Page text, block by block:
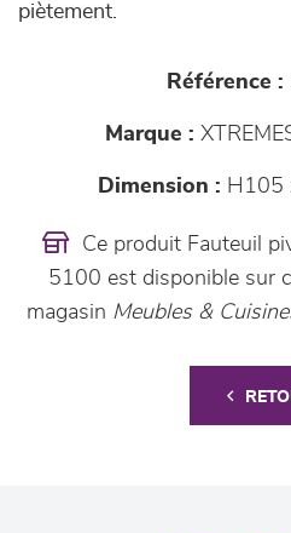
piètement.
Référence :
Marque :
Dimension : H105
Ce produit Fauteuil
5100 est disponible sur
magasin Meubles &